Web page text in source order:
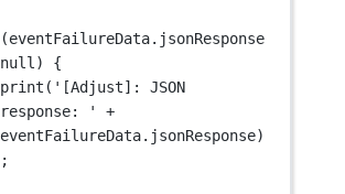
null ) {
print ( '[Adjust]: JSON
response: '
+
eventFailureData.jsonResponse)
;